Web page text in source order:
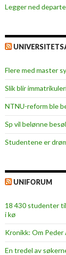
Legger ned
Flere med master
Slik blir
NTNU-reform ble
Sp vil belønne
Studentene er
UNIFORUM
18 430 studenter
i kø
Kronikk: Om Peder
En tredel av